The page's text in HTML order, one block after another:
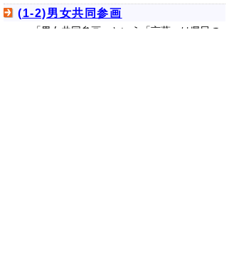
(1-2)男女共同参画
「男女共同参画」という「言葉」は県民の